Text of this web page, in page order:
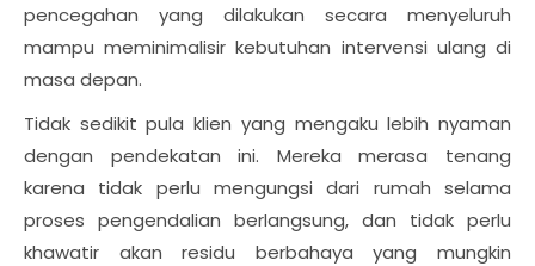
pencegahan yang dilakukan secara menyeluruh
mampu meminimalisir kebutuhan intervensi ulang di
masa depan.
Tidak sedikit pula klien yang mengaku lebih nyaman
dengan pendekatan ini. Mereka merasa tenang
karena tidak perlu mengungsi dari rumah selama
proses pengendalian berlangsung, dan tidak perlu
khawatir akan residu berbahaya yang mungkin